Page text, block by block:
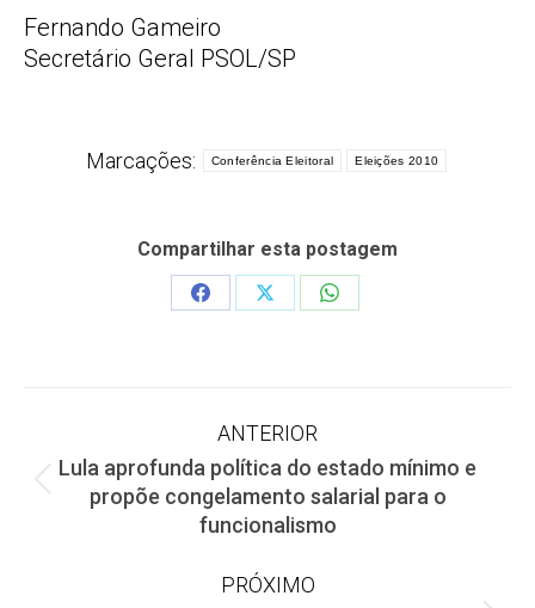
Fernando Gameiro
Secretário Geral PSOL/SP
Marcações: Conferência Eleitoral Eleições 2010
Compartilhar esta postagem
Share
Share
Share
Navegação
de
ANTERIOR
Post
anterior:
Lula aprofunda política do estado mínimo e
propõe congelamento salarial para o
funcionalismo
PRÓXIMO